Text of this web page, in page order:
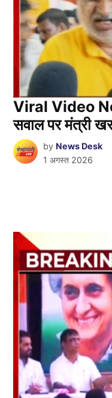
Viral Video
सवाल पर मंत्री
by News Desk
1 अगस्त 2026